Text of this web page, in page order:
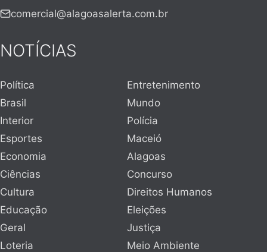
comercial@alagoasalerta.com.br
NOTÍCIAS
Política
Entretenimento
Brasil
Mundo
Interior
Polícia
Esportes
Maceió
Economia
Alagoas
Ciências
Concurso
Cultura
Direitos Humanos
Educação
Eleições
Geral
Justiça
Loteria
Meio Ambiente